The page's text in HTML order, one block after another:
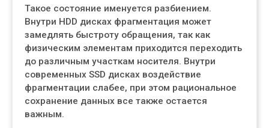
Такое состояние именуется разбиением.
Внутри HDD дисках фрагментация может
замедлять быстроту обращения, так как
физическим элементам приходится переходить
до различным участкам носителя. Внутри
современных SSD дисках воздействие
фрагментации слабее, при этом рациональное
сохранение данных все также остается
важным.